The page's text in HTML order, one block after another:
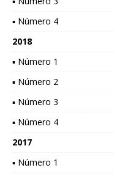
▪ Número 4
2018
▪ Número 1
▪ Número 2
▪ Número 3
▪ Número 4
2017
▪ Número 1